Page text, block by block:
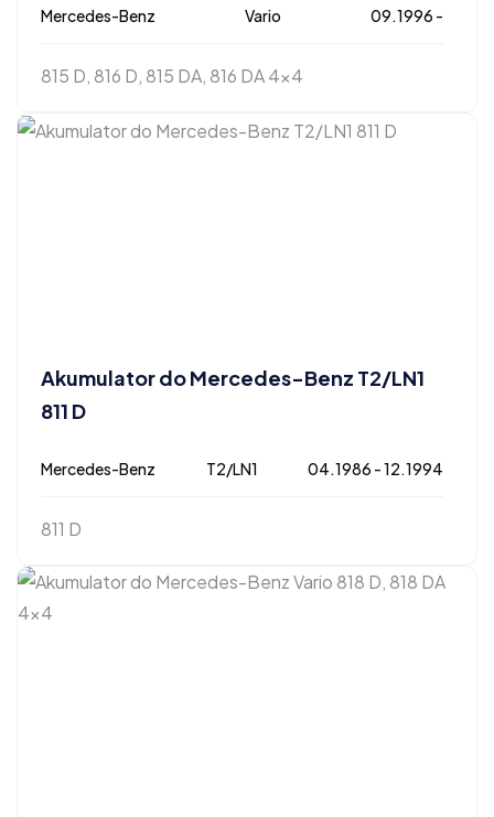
Mercedes-Benz Vario 09.1996 -
815 D, 816 D, 815 DA, 816 DA 4x4
Akumulator do Mercedes-Benz T2/LN1
811 D
Mercedes-Benz T2/LN1 04.1986 - 12.1994
811 D